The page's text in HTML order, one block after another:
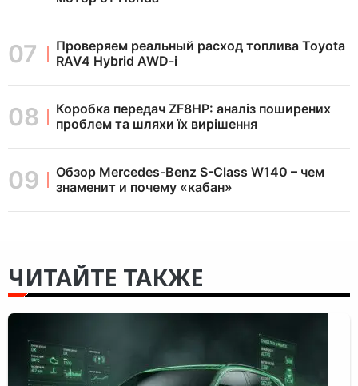
Проверяем реальный расход топлива Toyota
RAV4 Hybrid AWD-i
Коробка передач ZF8HP: аналіз поширених
проблем та шляхи їх вирішення
Обзор Mercedes-Benz S-Class W140 – чем
знаменит и почему «кабан»
ЧИТАЙТЕ ТАКЖЕ